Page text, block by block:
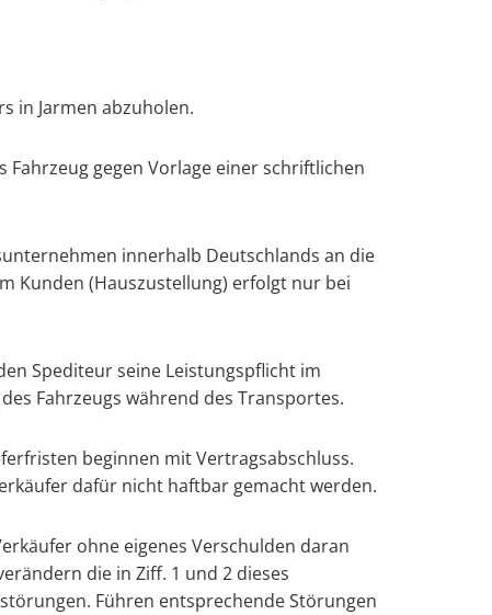
in Jarmen abzuholen.
gegen Vorlage einer schriftlichen
innerhalb Deutschlands an die
Kunden (Hauszustellung) erfolgt nur bei
Spediteur seine Leistungspflicht im
Fahrzeugs während des Transportes.
beginnen mit Vertragsabschluss.
dafür nicht haftbar gemacht werden.
ohne eigenes Verschulden daran
die in Ziff. 1 und 2 dieses
Führen entsprechende Störungen